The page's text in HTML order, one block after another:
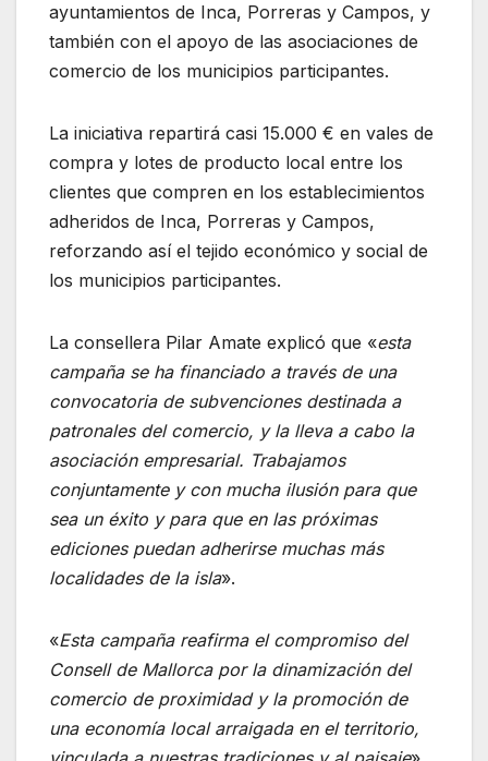
ayuntamientos de Inca, Porreras y Campos, y
también con el apoyo de las asociaciones de
comercio de los municipios participantes.
La iniciativa repartirá casi 15.000 € en vales de
compra y lotes de producto local entre los
clientes que compren en los establecimientos
adheridos de Inca, Porreras y Campos,
reforzando así el tejido económico y social de
los municipios participantes.
La consellera Pilar Amate explicó que «esta
campaña se ha financiado a través de una
convocatoria de subvenciones destinada a
patronales del comercio, y la lleva a cabo la
asociación empresarial. Trabajamos
conjuntamente y con mucha ilusión para que
sea un éxito y para que en las próximas
ediciones puedan adherirse muchas más
localidades de la isla».
«Esta campaña reafirma el compromiso del
Consell de Mallorca por la dinamización del
comercio de proximidad y la promoción de
una economía local arraigada en el territorio,